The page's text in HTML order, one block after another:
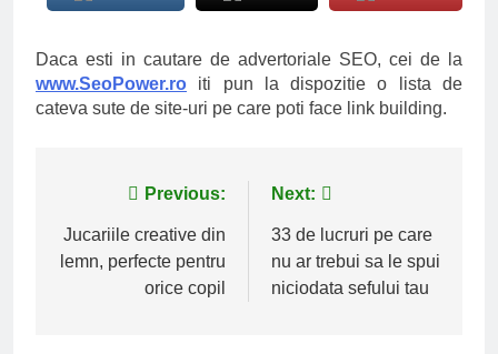
Daca esti in cautare de advertoriale SEO, cei de la
www.SeoPower.ro iti pun la dispozitie o lista de
cateva sute de site-uri pe care poti face link building.
Navigare
în
articole
Previous:
Jucariile creative din
lemn, perfecte pentru
orice copil
Next:
33 de lucruri pe care
nu ar trebui sa le spui
niciodata sefului tau